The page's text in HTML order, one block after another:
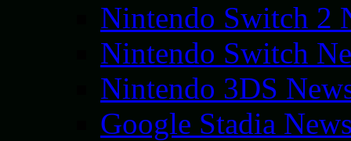
Nintendo Switch 2
Nintendo Switch
Nintendo 3DS
Google Stadia